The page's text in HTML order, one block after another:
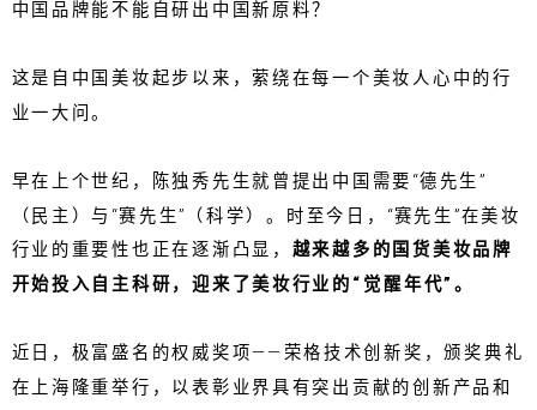
中国品牌能不能自研出中国新原料？
这是自中国美妆起步以来，萦绕在每一个美妆人心中的行
业一大问。
早在上个世纪，陈独秀先生就曾提出中国需要“德先生”
（民主）与“赛先生”（科学）。时至今日，“赛先生”在美妆
行业的重要性也正在逐渐凸显， 越来越多的国货美妆品牌
开始投入自主科研，迎来了美妆行业的“觉醒年代”。
近日，极富盛名的权威奖项——荣格技术创新奖，颁奖典礼
在上海隆重举行，以表彰业界具有突出贡献的创新产品和